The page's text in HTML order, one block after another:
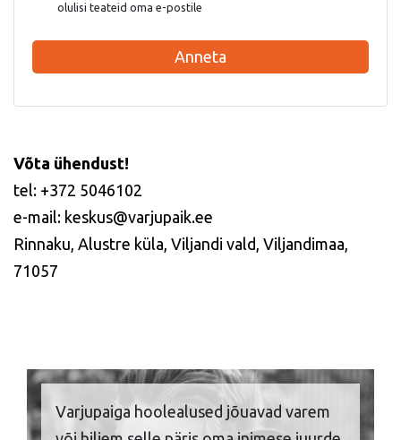
olulisi teateid oma e-postile
Anneta
Võta ühendust!
tel: +372 5046102
e-mail: keskus@varjupaik.ee
Rinnaku, Alustre küla, Viljandi vald, Viljandimaa,
71057
Varjupaiga hoolealused jõuavad varem